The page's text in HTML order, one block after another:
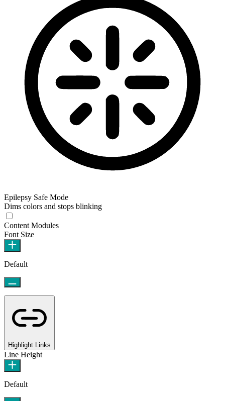
Epilepsy Safe Mode
Dims colors and stops blinking
Content Modules
Font Size
Default
Highlight Links
Line Height
Default